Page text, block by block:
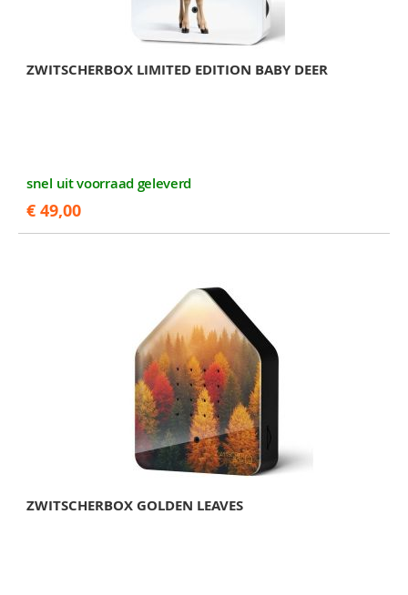
ZWITSCHERBOX LIMITED EDITION BABY DEER
snel uit voorraad geleverd
€ 49,00
ZWITSCHERBOX GOLDEN LEAVES